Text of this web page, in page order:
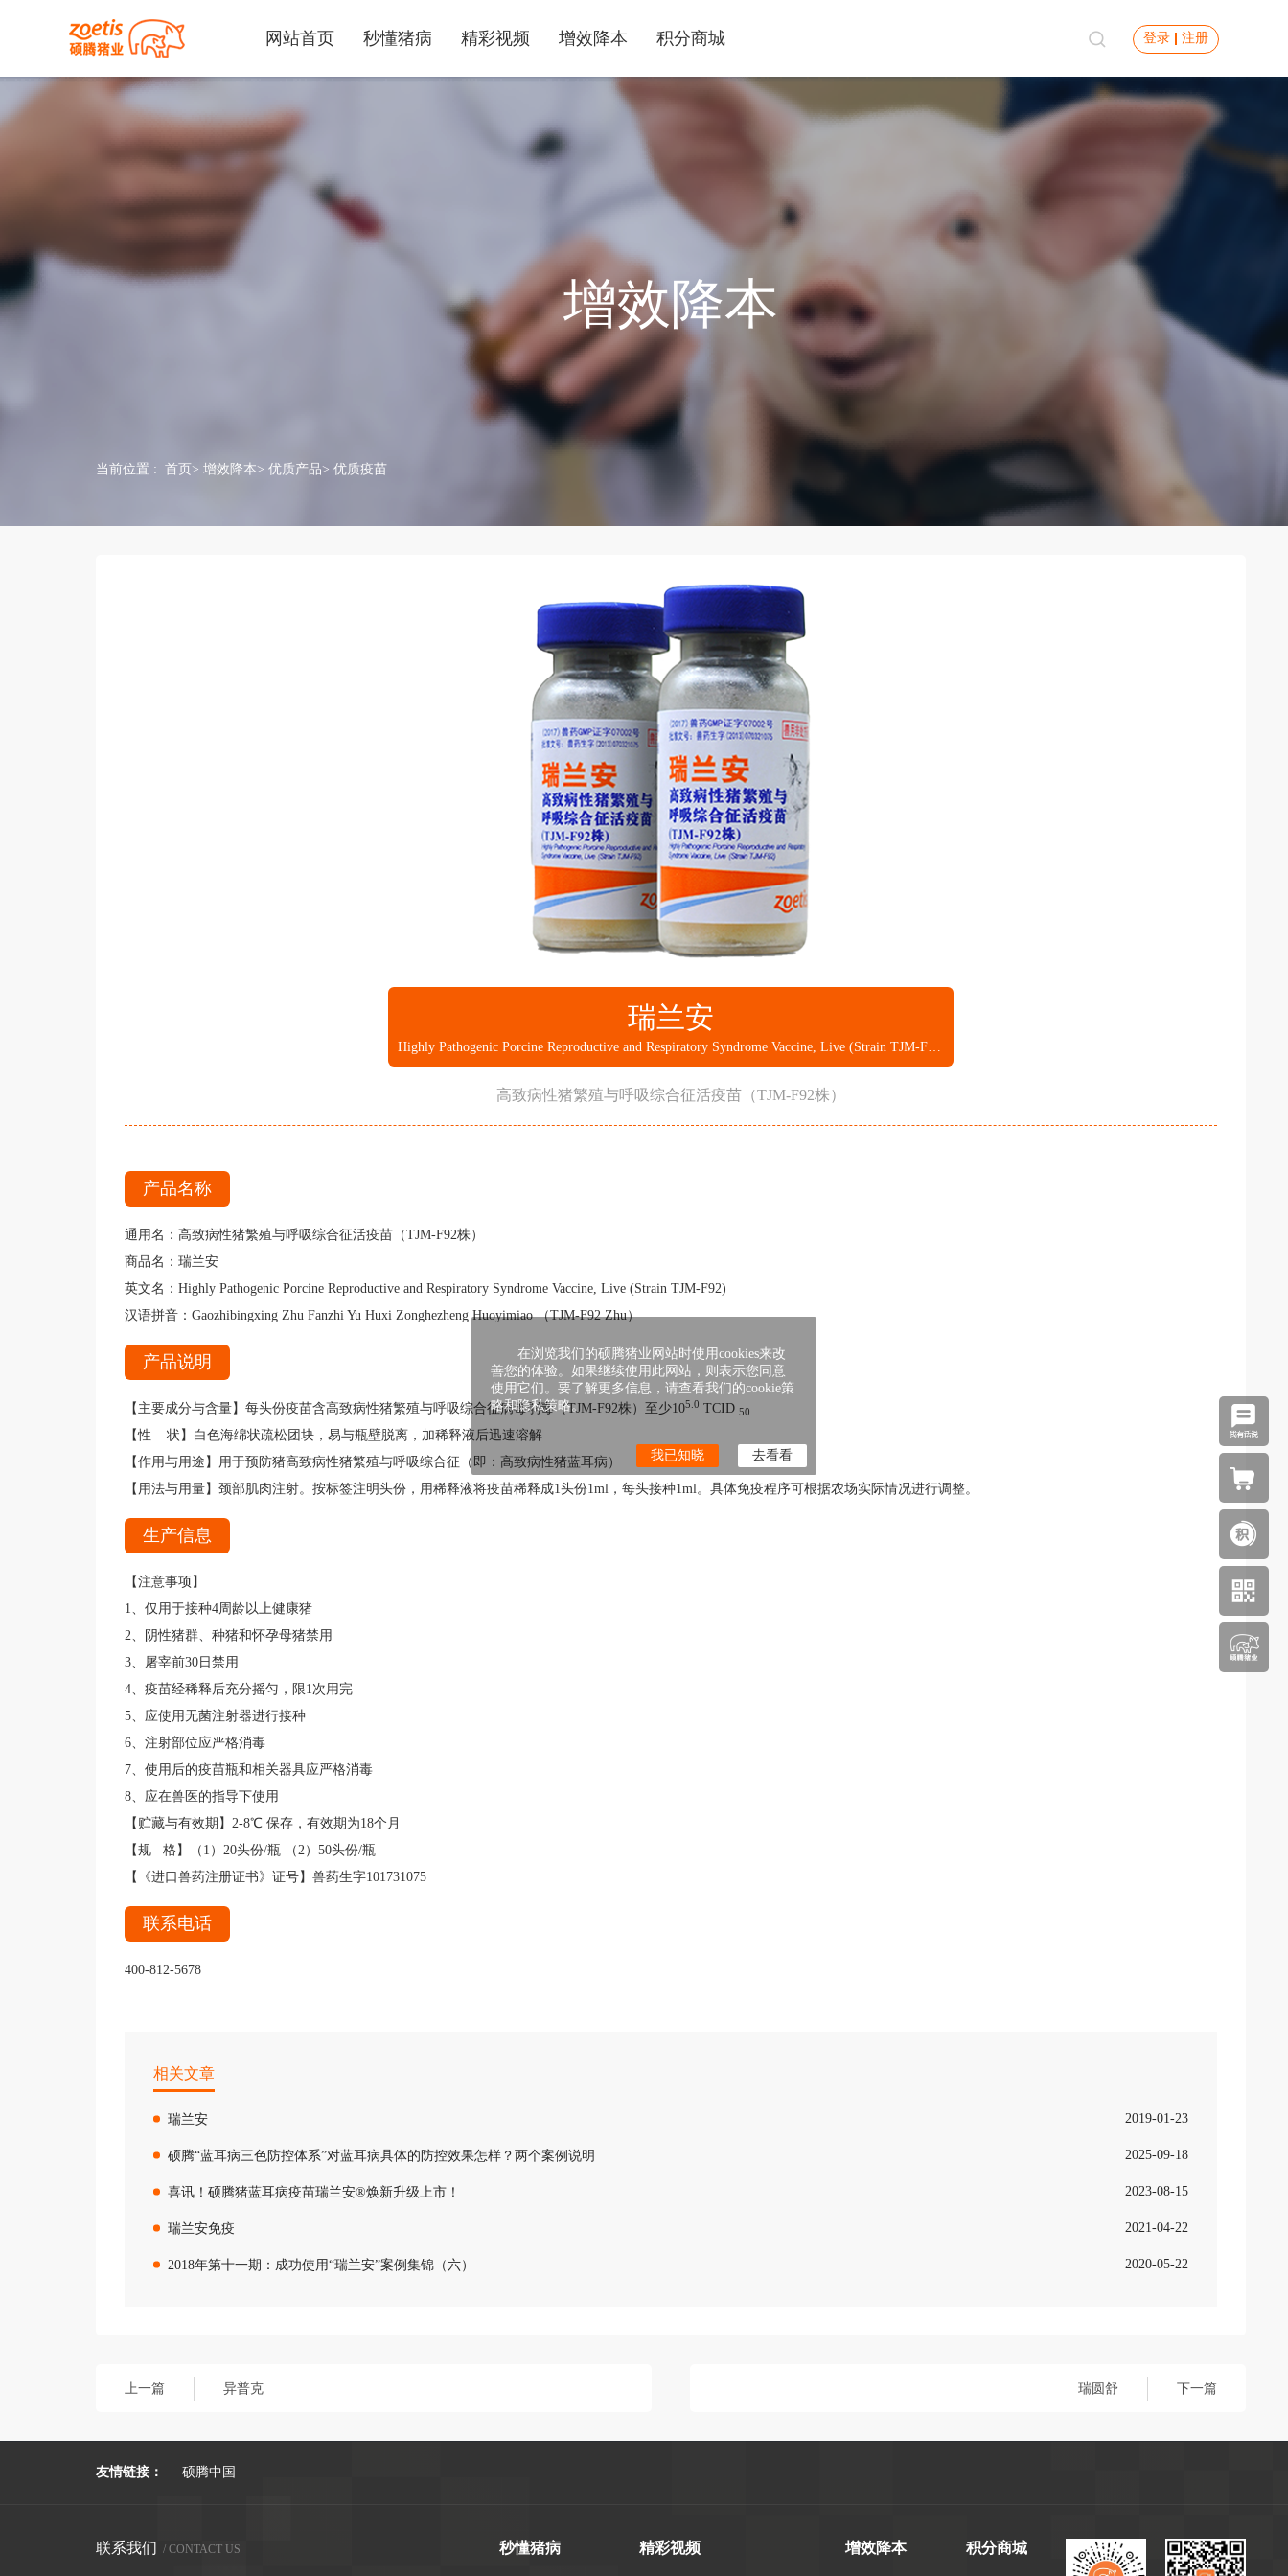
网站首页 秒懂猪病 精彩视频 增效降本 积分商城 登录 注册
增效降本
当前位置 : 首页 > 增效降本> 优质产品> 优质疫苗
瑞兰安
Highly Pathogenic Porcine Reproductive and Respiratory Syndrome Vaccine, Live (Strain TJM-F92)
高致病性猪繁殖与呼吸综合征活疫苗（TJM-F92株）
产品名称
通用名：高致病性猪繁殖与呼吸综合征活疫苗（TJM-F92株）
商品名：瑞兰安
英文名：Highly Pathogenic Porcine Reproductive and Respiratory Syndrome Vaccine, Live (Strain TJM-F92)
汉语拼音：Gaozhibingxing Zhu Fanzhi Yu Huxi Zonghezheng Huoyimiao （TJM-F92 Zhu）
产品说明
【主要成分与含量】每头份疫苗含高致病性猪繁殖与呼吸综合征病毒弱毒（TJM-F92株）至少105.0 TCID 50
【性 状】白色海绵状疏松团块，易与瓶壁脱离，加稀释液后迅速溶解
【作用与用途】用于预防猪高致病性猪繁殖与呼吸综合征（即：高致病性猪蓝耳病）
【用法与用量】颈部肌肉注射。按标签注明头份，用稀释液将疫苗稀释成1头份1ml，每头接种1ml。具体免疫程序可根据农场实际情况进行调整。
生产信息
【注意事项】
1、仅用于接种4周龄以上健康猪
2、阴性猪群、种猪和怀孕母猪禁用
3、屠宰前30日禁用
4、疫苗经稀释后充分摇匀，限1次用完
5、应使用无菌注射器进行接种
6、注射部位应严格消毒
7、使用后的疫苗瓶和相关器具应严格消毒
8、应在兽医的指导下使用
【贮藏与有效期】2-8℃ 保存，有效期为18个月
【规 格】（1）20头份/瓶 （2）50头份/瓶
【《进口兽药注册证书》证号】 兽药生字101731075
联系电话
400-812-5678
相关文章
瑞兰安 2019-01-23
硕腾“蓝耳病三色防控体系”对蓝耳病具体的防控效果怎样？两个案例说明 2025-09-18
喜讯！硕腾猪蓝耳病疫苗瑞兰安®焕新升级上市！ 2023-08-15
瑞兰安免疫 2021-04-22
2018年第十一期：成功使用“瑞兰安”案例集锦（六） 2020-05-22
上一篇 异普克 瑞圆舒 下一篇
在浏览我们的硕腾猪业网站时使用cookies来改
善您的体验。如果继续使用此网站，则表示您同意
使用它们。要了解更多信息，请查看我们的cookie策
略和隐私策略。
我已知晓 去看看
友情链接： 硕腾中国
联系我们 / CONTACT US 秒懂猪病 精彩视频 增效降本 积分商城